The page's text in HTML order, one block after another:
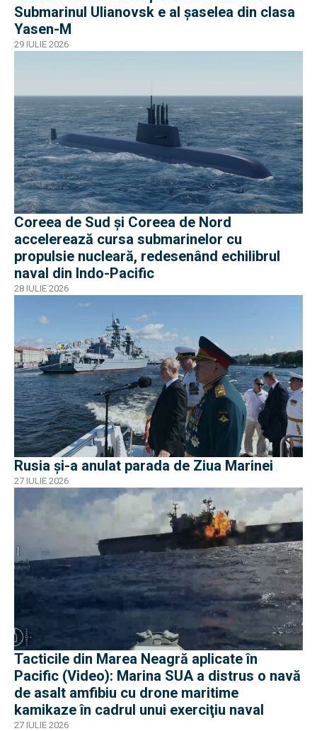
Submarinul Ulianovsk e al șaselea din clasa
Yasen-M
29 IULIE 2026
Coreea de Sud și Coreea de Nord
accelerează cursa submarinelor cu
propulsie nucleară, redesenând echilibrul
naval din Indo-Pacific
28 IULIE 2026
Rusia și-a anulat parada de Ziua Marinei
27 IULIE 2026
Tacticile din Marea Neagră aplicate în
Pacific (Video): Marina SUA a distrus o navă
de asalt amfibiu cu drone maritime
kamikaze în cadrul unui exerciţiu naval
27 IULIE 2026